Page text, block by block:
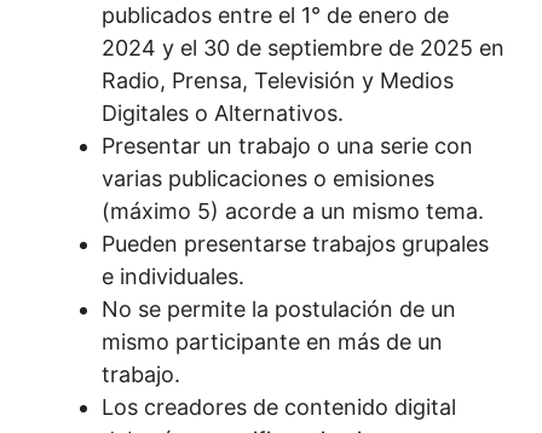
publicados entre el 1° de enero de
2024 y el 30 de septiembre de 2025 en
Radio, Prensa, Televisión y Medios
Digitales o Alternativos.
Presentar un trabajo o una serie con
varias publicaciones o emisiones
(máximo 5) acorde a un mismo tema.
Pueden presentarse trabajos grupales
e individuales.
No se permite la postulación de un
mismo participante en más de un
trabajo.
Los creadores de contenido digital